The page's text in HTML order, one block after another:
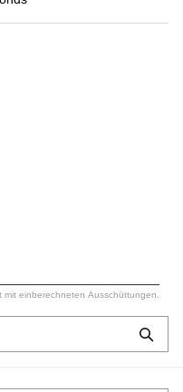
mit einberechneten Ausschüttungen.